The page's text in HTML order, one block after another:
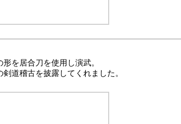
を居合刀を使用し演武。
道稽古を披露してくれました。